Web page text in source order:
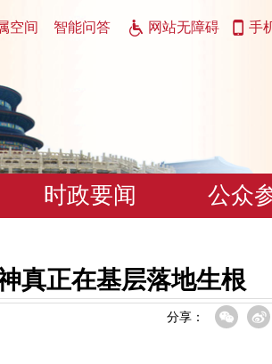
空间 网站无障碍
智能问答 手
时政要闻 公众
真正在基层落地生根
分享：